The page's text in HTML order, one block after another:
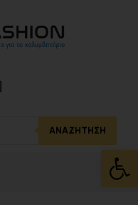
ΑΝΑΖΉΤΗΣΗ